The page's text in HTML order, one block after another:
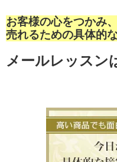
お客様の心をつかみ、
売れるための具体的
メールレッスン